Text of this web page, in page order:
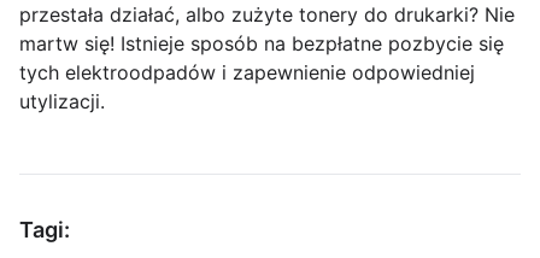
przestała działać, albo zużyte tonery do drukarki? Nie
martw się! Istnieje sposób na bezpłatne pozbycie się
tych elektroodpadów i zapewnienie odpowiedniej
utylizacji.
Tagi: